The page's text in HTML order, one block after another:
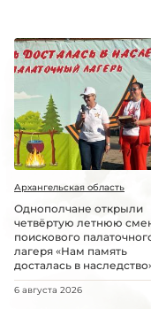
Архангельская область
Однополчане открыли
четвёртую летнюю
поискового
лагеря «Нам память
досталась в
6 августа 2026